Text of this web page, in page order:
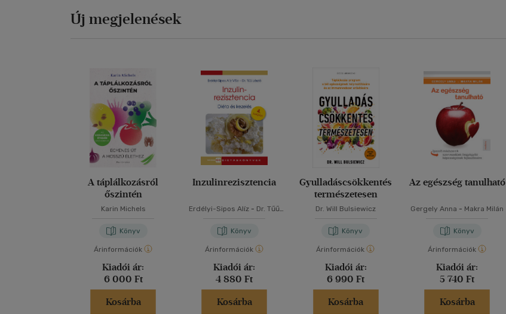
Új megjelenések
A táplálkozásról
őszintén
Karin Michels
Könyv
Árinformációk
Kiadói ár:
6 000 Ft
Kosárba
Inzulinrezisztencia
Erdélyi-Sipos Alíz - Dr. Tűű
Könyv
Árinformációk
Kiadói ár:
4 880 Ft
Kosárba
Gyulladáscsökkentés
természetesen
Dr. Will Bulsiewicz
Könyv
Árinformációk
Kiadói ár:
6 990 Ft
Kosárba
Az egészség tanulható
Gergely Anna - Makra Milán
Könyv
Árinformációk
Kiadói ár:
5 740 Ft
Kosárba